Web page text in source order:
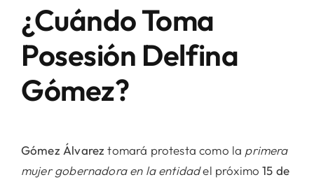
¿Cuándo Toma
Posesión Delfina
Gómez?
Gómez Álvarez tomará protesta como la primera
mujer gobernadora en la entidadel próximo15 de